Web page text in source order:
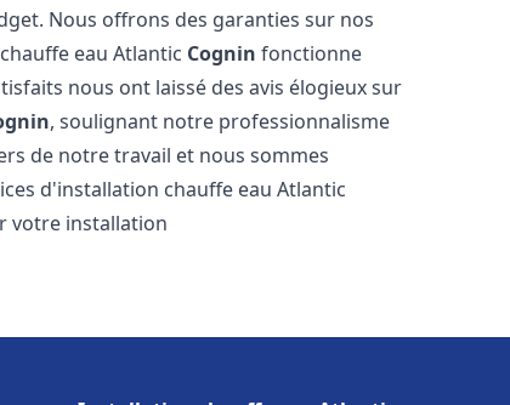
Nous offrons des garanties sur nos
eau Atlantic Cognin fonctionne
nous ont laissé des avis élogieux sur
, soulignant notre professionnalisme
de notre travail et nous sommes
d'installation chauffe eau Atlantic
votre installation